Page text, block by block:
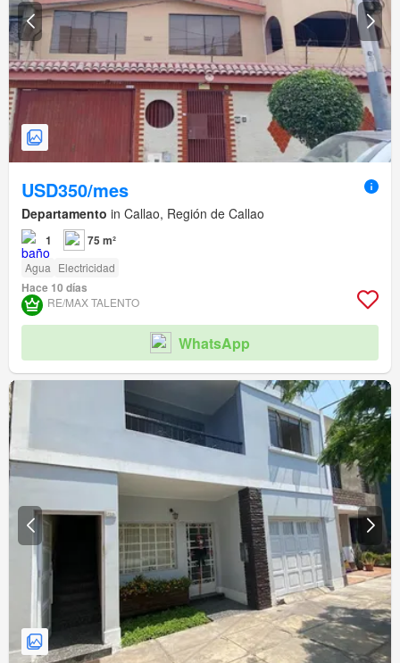
USD350/mes
Departamento in Callao, Región de Callao
1 75 m²
Agua Electricidad
Hace 10 días
RE/MAX TALENTO
WhatsApp